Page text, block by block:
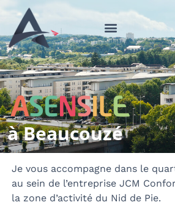
à Beaucouzé
Je vous accompagne dans le
au sein de l’entreprise JCM
la zone d’activité du Nid de Pie.